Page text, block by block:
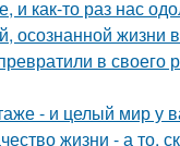
как-то раз нас
осознанной жизни
в
- и целый мир у
жизни - а то,